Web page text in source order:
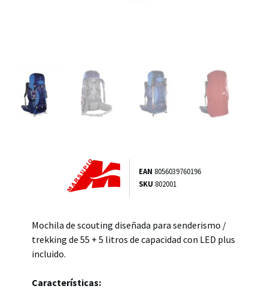
EAN8056039760196
SKU802001
Mochila de scouting diseñada para senderismo /
trekking de 55 + 5 litros de capacidad con LED plus
incluido.
Características: